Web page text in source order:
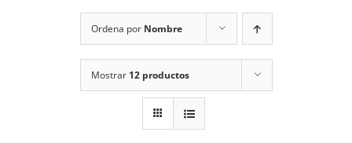
Ordena por Nombre
Mostrar 12 productos